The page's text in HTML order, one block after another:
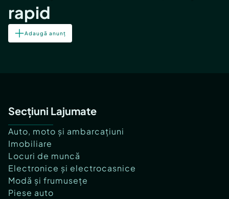
rapid
Adaugă anunț
Secțiuni Lajumate
Auto, moto și ambarcațiuni
Imobiliare
Locuri de muncă
Electronice și electrocasnice
Modă și frumusețe
Piese auto